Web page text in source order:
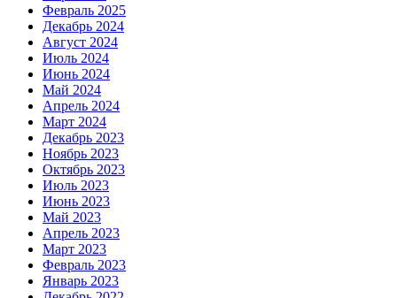
Февраль 2025
Декабрь 2024
Август 2024
Июль 2024
Июнь 2024
Май 2024
Апрель 2024
Март 2024
Декабрь 2023
Ноябрь 2023
Октябрь 2023
Июль 2023
Июнь 2023
Май 2023
Апрель 2023
Март 2023
Февраль 2023
Январь 2023